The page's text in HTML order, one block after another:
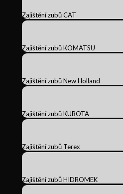
Zajištění zubů CAT
Zajištění zubů KOMATSU
Zajištění zubů New Holland
Zajištění zubů KUBOTA
Zajištění zubů Terex
Zajištění zubů HIDROMEK